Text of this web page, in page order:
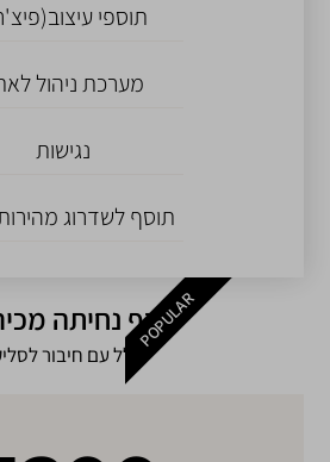
תוספי
מערכת ניהול
נגישות
תוסף לשדרוג
POPULARדף נחיתה
נגלל עם חיבור